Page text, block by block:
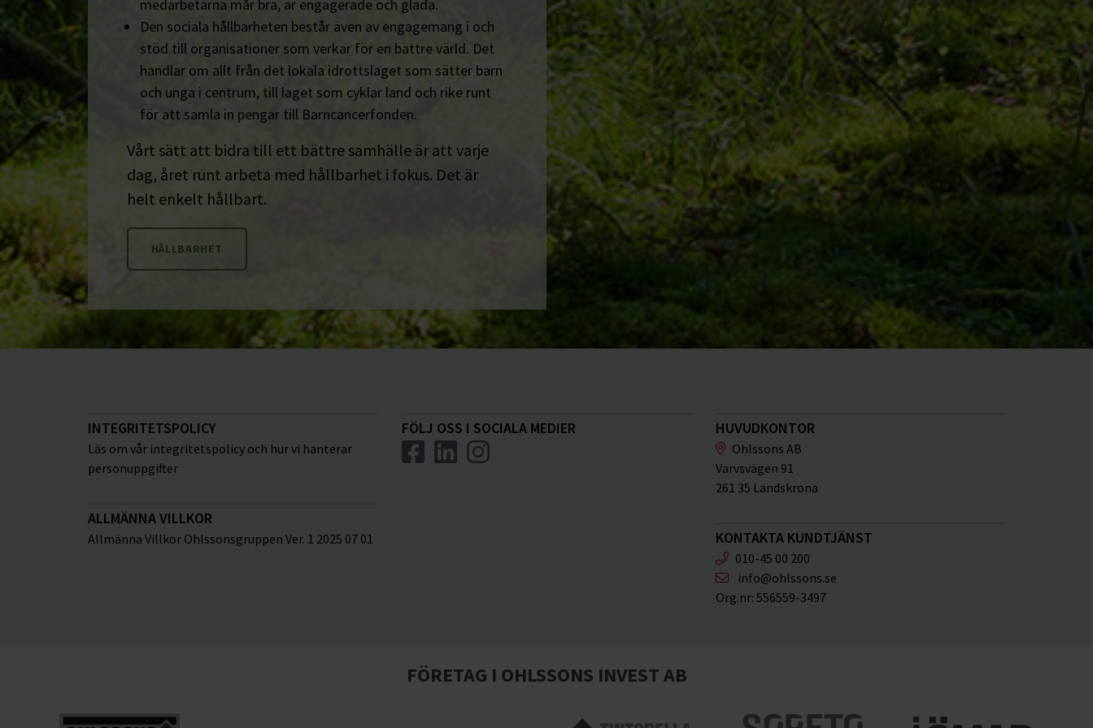
medarbetarna mår bra, är engagerade och glada.
Den sociala hållbarheten består även av engagemang i och
stöd till organisationer som verkar för en bättre värld. Det
handlar om allt från det lokala idrottslaget som sätter barn
och unga i centrum, till laget som cyklar land och rike runt
för att samla in pengar till Barncancerfonden.
Vårt sätt att bidra till ett bättre samhälle är att varje
dag, året runt arbeta med hållbarhet i fokus. Det är
helt enkelt hållbart.
HÅLLBARHET
INTEGRITETSPOLICY
Läs om vår integritetspolicy och hur vi hanterar
personuppgifter
ALLMÄNNA VILLKOR
Allmänna Villkor Ohlssonsgruppen Ver. 1 2025 07 01
FÖLJ OSS I SOCIALA MEDIER HUVUDKONTOR
Ohlssons AB
Varvsvägen 91
261 35 Landskrona
KONTAKTA KUNDTJÄNST
010-45 00 200
info@ohlssons.se
Org.nr: 556559-3497
FÖRETAG I OHLSSONS INVEST AB